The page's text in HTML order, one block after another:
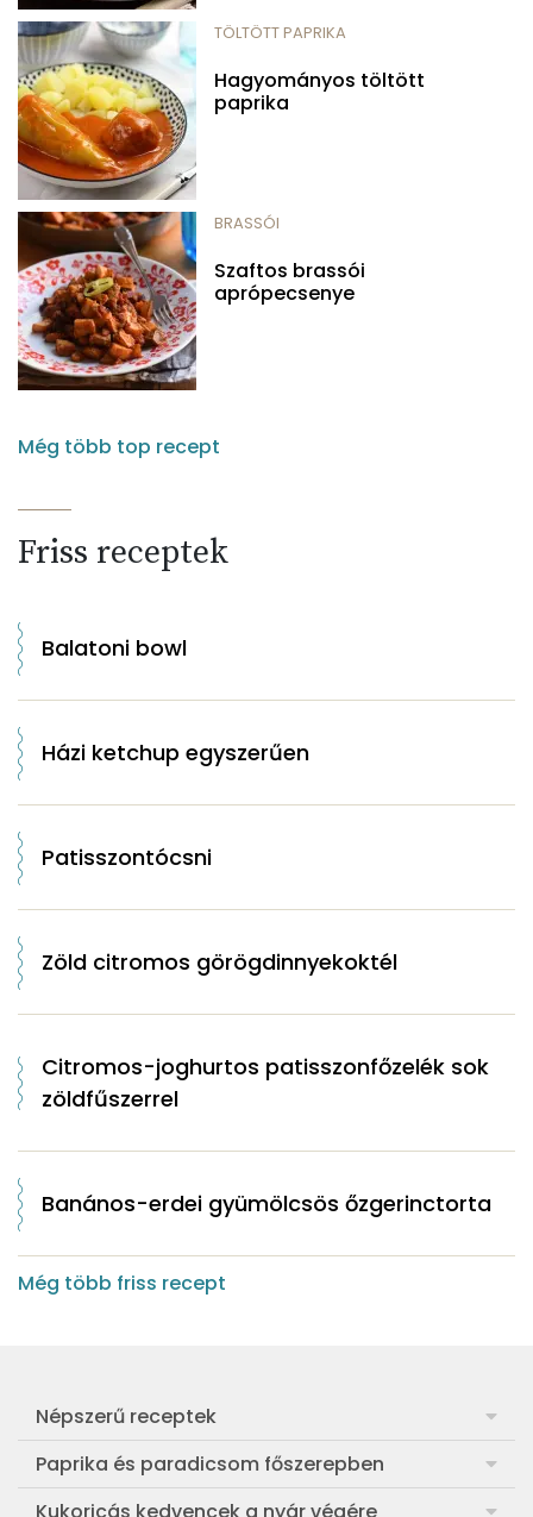
TÖLTÖTT PAPRIKA
Hagyományos töltött
paprika
BRASSÓI
Szaftos brassói
aprópecsenye
Még több top recept
Friss receptek
Balatoni bowl
Házi ketchup egyszerűen
Patisszontócsni
Zöld citromos görögdinnyekoktél
Citromos-joghurtos patisszonfőzelék sok
zöldfűszerrel
Banános-erdei gyümölcsös őzgerinctorta
Még több friss recept
Népszerű receptek
Frankfurti leves
Egyszerű muffin
Paprika és paradicsom főszerepben
Pan con Tomate